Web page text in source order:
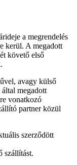
a megrendelés
kerül. A megadott
követő első
avagy külső
megadott
vonatkozó
partner közül
szerződött
szállítást.